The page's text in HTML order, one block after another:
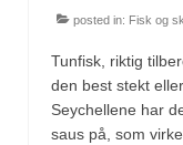
Smaken av
posted in: Fisk og
Tunfisk, riktig
den best stekt
Seychellene har
saus på, som